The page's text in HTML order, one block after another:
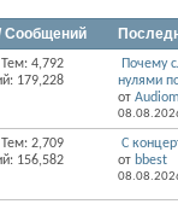
Сообщений
Тем: 4,792
179,228
Почему
нулями
от
Тем: 2,709
156,582
С
от bbest